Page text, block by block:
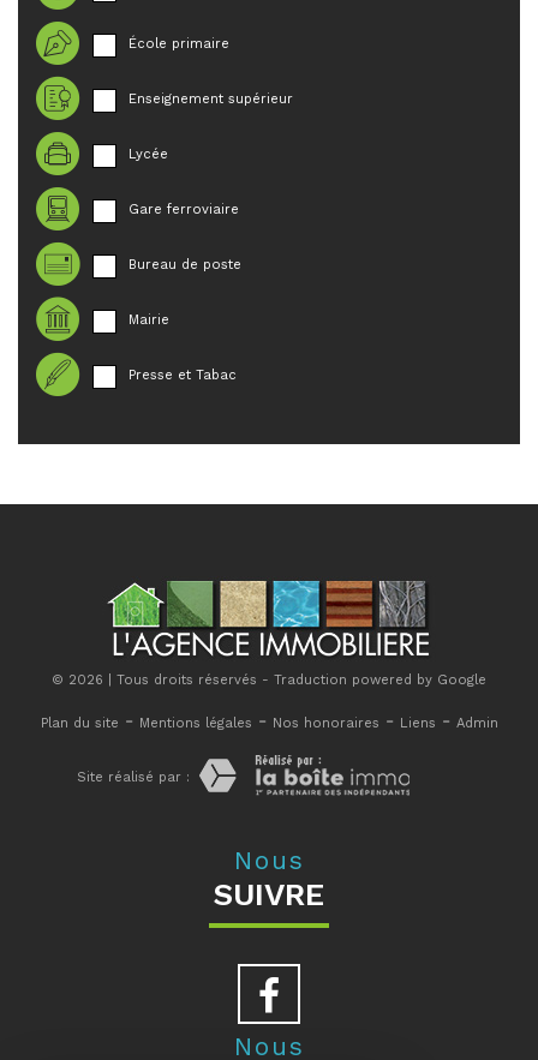
École primaire
Enseignement supérieur
Lycée
Gare ferroviaire
Bureau de poste
Mairie
Presse et Tabac
© 2026 | Tous droits réservés - Traduction powered by Google
Plan du site - Mentions légales - Nos honoraires - Liens - Admin
Site réalisé par :
Nous
SUIVRE
Nous